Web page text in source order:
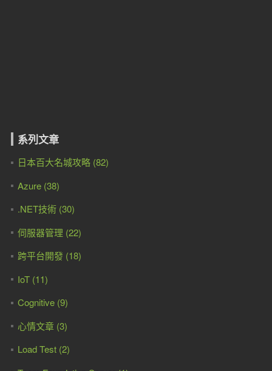
系列文章
日本百大名城攻略 (82)
Azure (38)
.NET技術 (30)
伺服器管理 (22)
跨平台開發 (18)
IoT (11)
Cognitive (9)
心情文章 (3)
Load Test (2)